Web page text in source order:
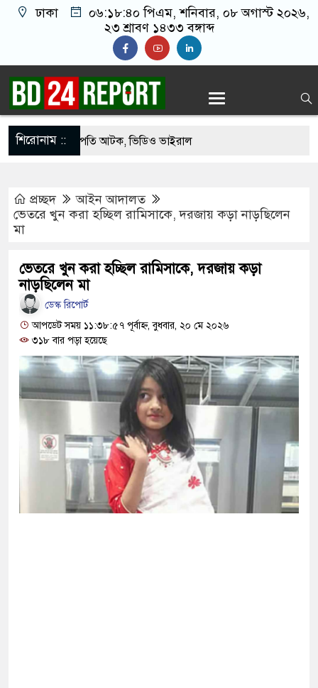
ঢাকা ০৬:১৮:৪১ পিএম, শনিবার, ০৮ অগাস্ট ২০২৬,
২৩ শ্রাবণ ১৪৩৩ বঙ্গাব্দ
শিরোনাম ::
যুবদল সভাপতি আটক, ভিডিও ভাইরাল
দিলেন জামায়াত বহিষ্কাকৃত গাজী নজরুলের ১২
দায়ী থাকবে জামায়াত-এনসিপি: রাশেদ খাঁন
বর্তমান সরকার: নাহিদ ইসলাম
করতে ন্যাটোভুক্ত দেশে হামলা চালাতে পারে রাশিয়া
সার্কিটে আগুনে ঘর পুড়ে ছাই, অক্ষত পবিত্র কোরআন
মাথায় বোতল ছুঁড়লো কে, ভিডিওতে কী আছে?
অভিযোগে জাবি ছাত্রদলের যুগ্ম আহ্বায়ককে কারণ
মব সৃষ্টির সুযোগ নিতে পারে আওয়ামী লীগ:
প্রচ্ছদ
আইন আদালত
ভেতরে খুন করা হচ্ছিল রামিসাকে, দরজায় কড়া নাড়ছিলেন
মা
ভেতরে খুন করা হচ্ছিল রামিসাকে, দরজায় কড়া
নাড়ছিলেন মা
ডেস্ক রিপোর্ট
আপডেট সময় ১১:৩৮:৫৭ পূর্বাহ্ন, বুধবার, ২০ মে ২০২৬
৩১৮ বার পড়া হয়েছে